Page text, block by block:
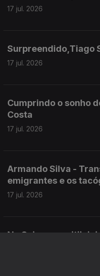
17 jul. 2026
Surpreendido,Tiago
17 jul. 2026
Cumprindo o sonho
Costa
17 jul. 2026
Armando Silva -
emigrantes e os
17 jul. 2026
Na Suiça - na